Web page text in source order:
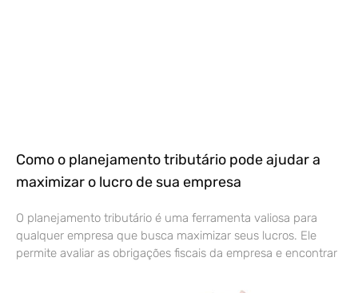
Como o planejamento tributário pode ajudar a
maximizar o lucro de sua empresa
O planejamento tributário é uma ferramenta valiosa para
qualquer empresa que busca maximizar seus lucros. Ele
permite avaliar as obrigações fiscais da empresa e encontrar